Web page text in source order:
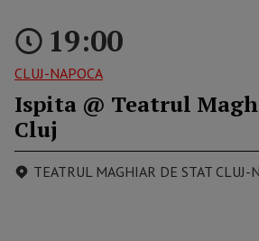
19:00
CLUJ-NAPOCA
Ispita @ Teatrul
Cluj
TEATRUL MAGHIAR DE STAT CLUJ-